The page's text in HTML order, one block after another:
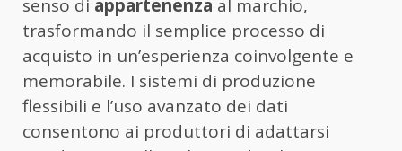
senso di appartenenza al marchio,
trasformando il semplice processo di
acquisto in un’esperienza coinvolgente e
memorabile. I sistemi di produzione
flessibili e l’uso avanzato dei dati
consentono ai produttori di adattarsi